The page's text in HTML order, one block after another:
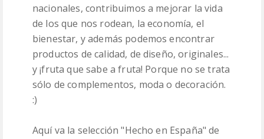
nacionales, contribuimos a mejorar la vida
de los que nos rodean, la economía, el
bienestar, y además podemos encontrar
productos de calidad, de diseño, originales...
y ¡fruta que sabe a fruta! Porque no se trata
sólo de complementos, moda o decoración.
:)
Aquí va la selección "Hecho en España" de